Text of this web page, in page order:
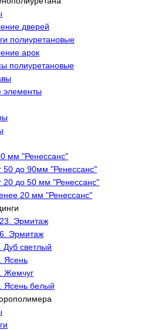
дверей
полиуретановые
арок
полиуретановые
элементы
мм "Ренессанс"
50 до 90мм "Ренессанс"
20 до 50 мм "Ренессанс"
20 мм "Ренессанс"
Эрмитаж
Эрмитаж
Дуб светлый
Ясень
Жемчуг
Ясень белый